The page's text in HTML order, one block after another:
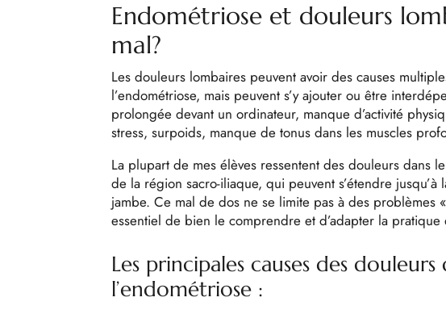
Endométriose et douleurs
mal?
Les douleurs lombaires peuvent avoir des causes
l’endométriose, mais peuvent s’y ajouter ou être
prolongée devant un ordinateur, manque d’activité
stress, surpoids, manque de tonus dans les muscles
La plupart de mes élèves ressentent des douleurs dans
de la région sacro-iliaque, qui peuvent s’étendre
jambe. Ce mal de dos ne se limite pas à des problèmes
essentiel de bien le comprendre et d’adapter la
Les principales causes des
l’endométriose :